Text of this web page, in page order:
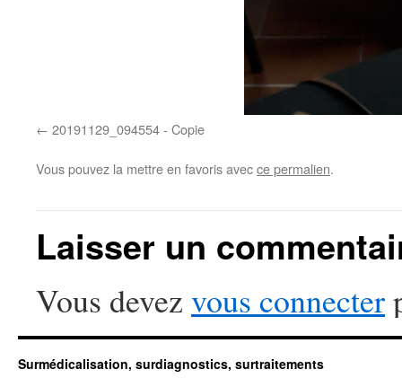
20191129_094554 - Copie
Vous pouvez la mettre en favoris avecce permalien.
Laisser un
Vous devez vous connecter
Surmédicalisation, surdiagnostics, surtraitements